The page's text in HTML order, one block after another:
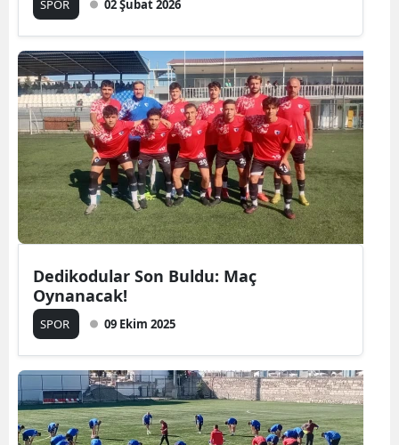
SPOR 02 Şubat 2026
Dedikodular Son Buldu: Maç
Oynanacak!
SPOR 09 Ekim 2025